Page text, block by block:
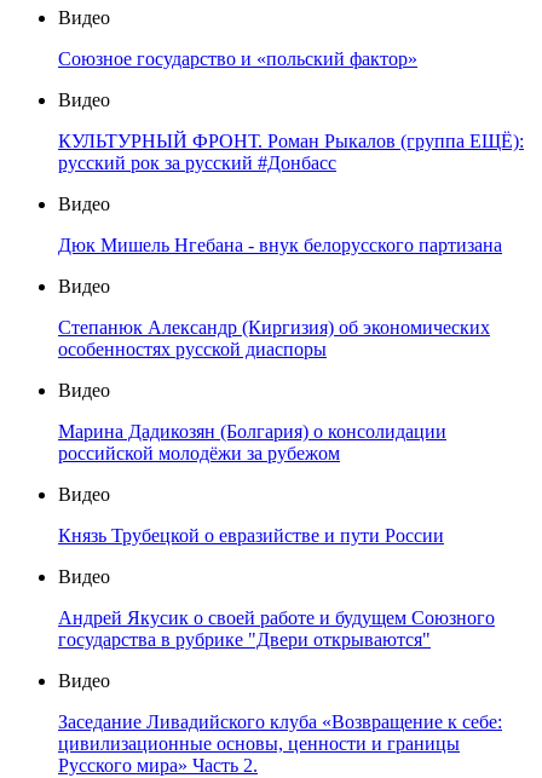
Видео
Союзное государство и «польский фактор»
Видео
КУЛЬТУРНЫЙ ФРОНТ. Роман Рыкалов (группа ЕЩЁ):
русский рок за русский #Донбасс
Видео
Дюк Мишель Нгебана - внук белорусского партизана
Видео
Степанюк Александр (Киргизия) об экономических
особенностях русской диаспоры
Видео
Марина Дадикозян (Болгария) о консолидации
российской молодёжи за рубежом
Видео
Князь Трубецкой о евразийстве и пути России
Видео
Андрей Якусик о своей работе и будущем Союзного
государства в рубрике "Двери открываются"
Видео
Заседание Ливадийского клуба «Возвращение к себе:
цивилизационные основы, ценности и границы
Русского мира» Часть 2.